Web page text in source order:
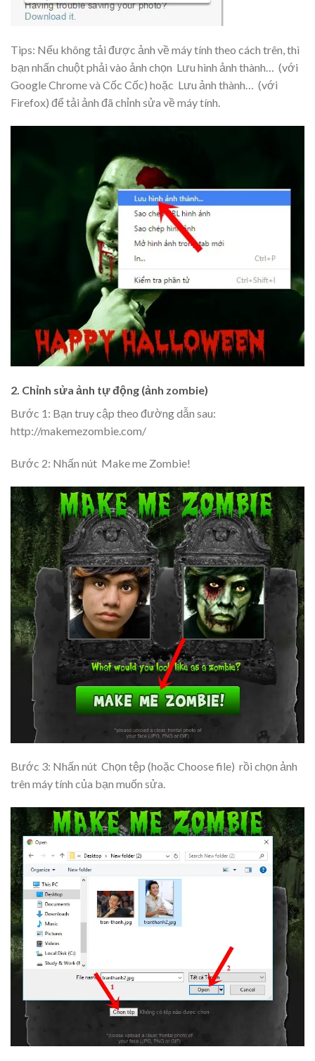
Tips: Nếu không tải được ảnh về máy tính theo cách trên, thì
bạn nhấn chuột phải vào ảnh chọn Lưu hình ảnh thành… (với
Google Chrome và Cốc Cốc) hoặc Lưu ảnh thành… (với
Firefox) để tải ảnh đã chỉnh sửa về máy tính.
2. Chỉnh sửa ảnh tự động (ảnh zombie)
Bước 1: Bạn truy cập theo đường dẫn sau:
http://makemezombie.com/
Bước 2: Nhấn nút Make me Zombie!
Bước 3: Nhấn nút Chọn tệp (hoặc Choose file) rồi chọn ảnh
trên máy tính của bạn muốn sửa.